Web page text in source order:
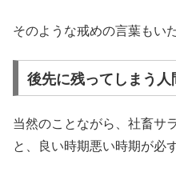
そのような戒めの言葉もい
後先に残ってしまう人
当然のことながら、社畜サ
と、良い時期悪い時期が必